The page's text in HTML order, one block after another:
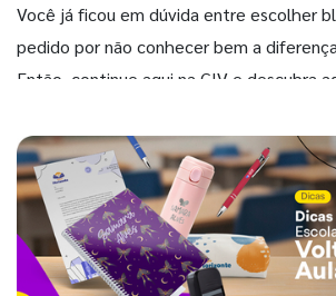
Você já ficou em dúvida entre escolher
pedido por não conhecer bem a
Então, continue aqui na GIV e descubra